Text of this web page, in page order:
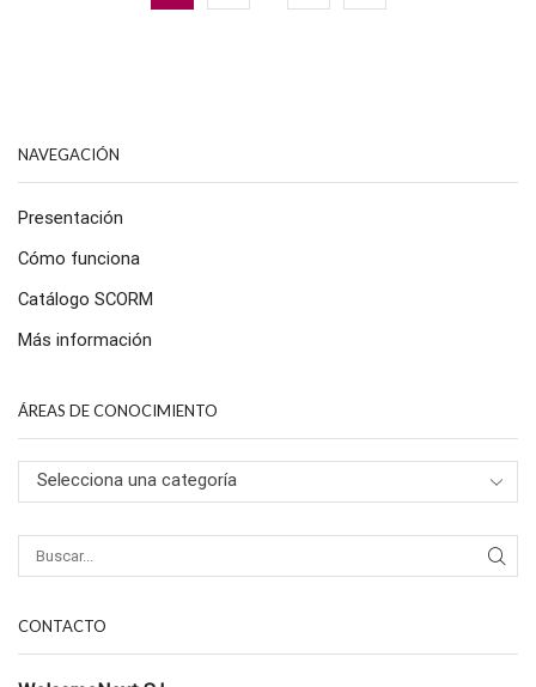
NAVEGACIÓN
Presentación
Cómo funciona
Catálogo SCORM
Más información
ÁREAS DE CONOCIMIENTO
Selecciona una categoría
CONTACTO